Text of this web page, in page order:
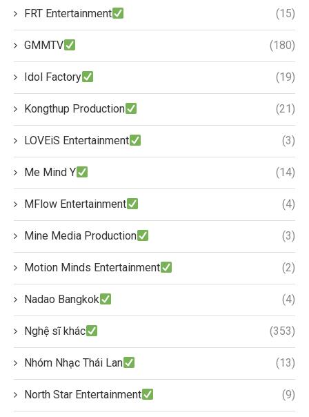
FRT Entertainment (15)
GMMTV (180)
Idol Factory (19)
Kongthup Production (21)
LOVEiS Entertainment (3)
Me Mind Y (14)
MFlow Entertainment (4)
Mine Media Production (3)
Motion Minds Entertainment (2)
Nadao Bangkok (4)
Nghệ sĩ khác (353)
Nhóm Nhạc Thái Lan (13)
North Star Entertainment (9)